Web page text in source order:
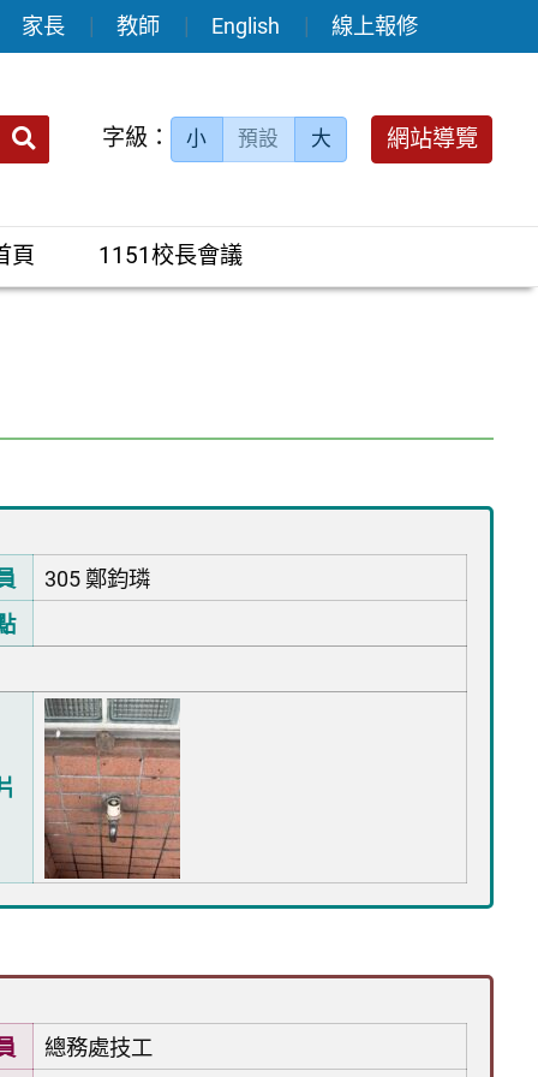
家長 教師 English 線上報修
送出 字級： 小 預設 大 網站導覽
頁 1151校長會議
305 鄭鈞璘
總務處技工